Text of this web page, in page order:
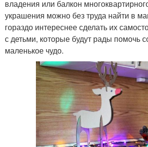
владения или балкон
украшения можно без труда найти в
гораздо интереснее сделать их
с детьми, которые будут рады помочь
маленькое чудо.